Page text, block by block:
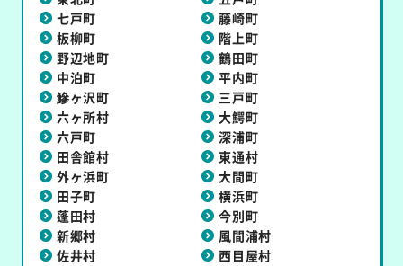
七戸町
藤崎町
板柳町
階上町
野辺地町
鶴田町
中泊町
平内町
鰺ヶ沢町
三戸町
六ヶ所村
大鰐町
六戸町
深浦町
田舎館村
東通村
外ヶ浜町
大間町
田子町
横浜町
蓬田村
今別町
新郷村
風間浦村
佐井村
西目屋村